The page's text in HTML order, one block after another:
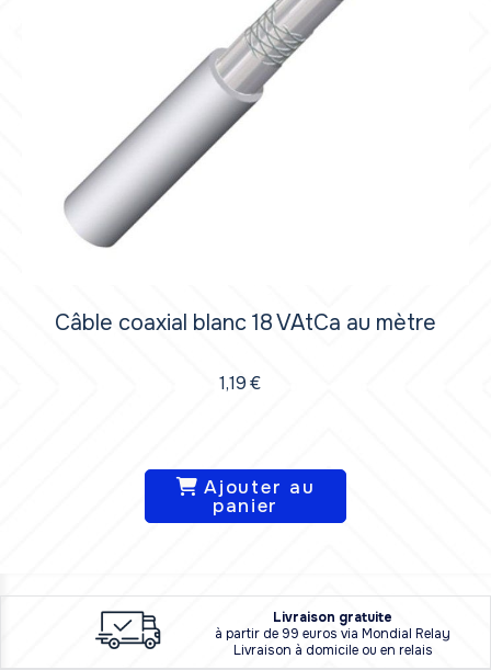
Câble coaxial blanc 18 VAtCa au mètre
1,19€
Ajouter au
panier
Livraison gratuite
à partir de 99 euros via Mondial Relay
Livraison à domicile ou en relais